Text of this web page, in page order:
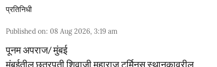
प्रतिनिधी
Published on: 08 Aug 2026, 3:19 am
पूनम अपराज/ मुंबई
मुंबईतील छत्रपती शिवाजी महाराज टर्मिनस स्थानकावरील